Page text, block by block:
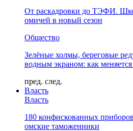
От раскадровки до ТЭФИ.
омичей в новый сезон
Общество
Зелёные холмы, береговые
водным экраном: как
пред. след.
Власть
Власть
180 конфискованных
омские таможенники